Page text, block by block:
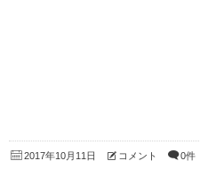
2017年10月11日 コメント 0件